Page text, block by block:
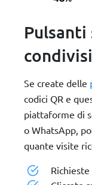
Pulsanti
Se create delle
codici QR e
piattaforme di
o WhatsApp,
quante visite